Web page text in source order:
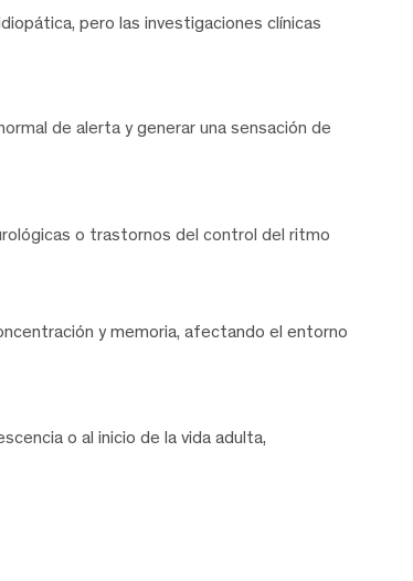
pero las investigaciones clínicas
de alerta y generar una sensación de
o trastornos del control del ritmo
y memoria, afectando el entorno
o al inicio de la vida adulta,